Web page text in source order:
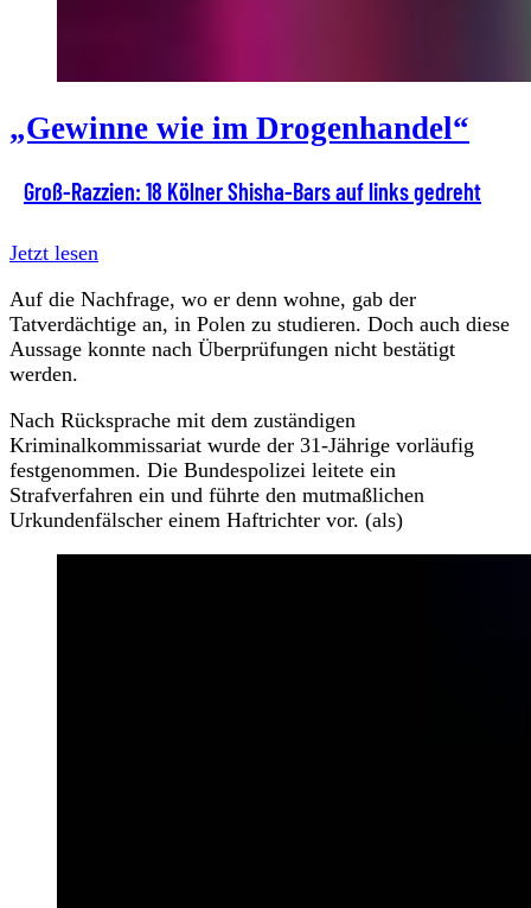
„Gewinne wie im Drogenhandel“
Groß-Razzien: 18 Kölner Shisha-Bars auf links gedreht
Jetzt lesen
Auf die Nachfrage, wo er denn wohne, gab der
Tatverdächtige an, in Polen zu studieren. Doch auch diese
Aussage konnte nach Überprüfungen nicht bestätigt
werden.
Nach Rücksprache mit dem zuständigen
Kriminalkommissariat wurde der 31-Jährige vorläufig
festgenommen. Die Bundespolizei leitete ein
Strafverfahren ein und führte den mutmaßlichen
Urkundenfälscher einem Haftrichter vor. (als)